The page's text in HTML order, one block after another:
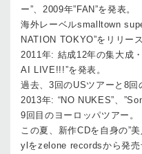
ー”、2009年”FAN”を発表。
海外レーベルsmalltown
NATION TOKYO”をリリース
2011年: 結成12年の集大成
AI LIVE!!!”を発表。
過去、3回のUSツアーと8回
2013年: “NO NUKES”、
9回目のヨーロッパツアー。
この夏、新作CDを自身の”
ylをzelone recordsから発売